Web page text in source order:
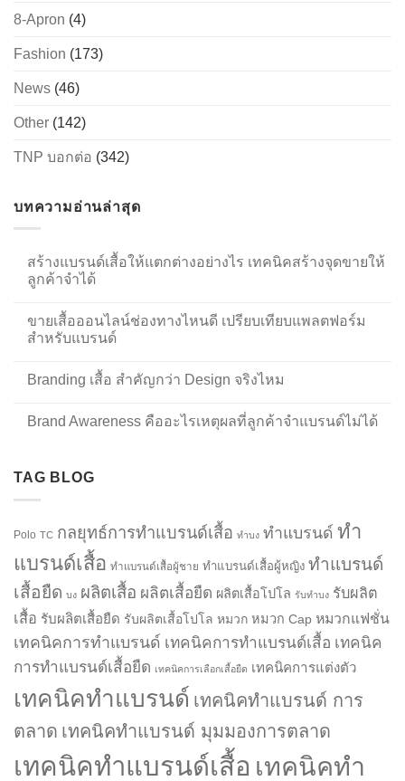
8-Apron (4)
Fashion (173)
News (46)
Other (142)
TNP บอกต่อ (342)
บทความอ่านล่าสุด
สร้างแบรนด์เสื้อให้แตกต่างอย่างไร เทคนิคสร้างจุดขายให้
ลูกค้าจำได้
ขายเสื้อออนไลน์ช่องทางไหนดี เปรียบเทียบแพลตฟอร์ม
สำหรับแบรนด์
Branding เสื้อ สำคัญกว่า Design จริงไหม
Brand Awareness คืออะไรเหตุผลที่ลูกค้าจำแบรนด์ไม่ได้
TAG BLOG
Polo TC กลยุทธ์การทำแบรนด์เสื้อ ทำบง ทำแบรนด์ ทำ
แบรนด์เสื้อ ทำแบรนด์เสื้อผู้ชาย ทำแบรนด์เสื้อผู้หญิง ทำแบรนด์
เสื้อยืด บง ผลิตเสื้อ ผลิตเสื้อยืด ผลิตเสื้อโปโล รับทำบง รับผลิต
เสื้อ รับผลิตเสื้อยืด รับผลิตเสื้อโปโล หมวก หมวก Cap หมวกแฟชั่น
เทคนิคการทำแบรนด์ เทคนิคการทำแบรนด์เสื้อ เทคนิค
การทำแบรนด์เสื้อยืด เทคนิคการเลือกเสื้อยืด เทคนิคการแต่งตัว
เทคนิคทำแบรนด์ เทคนิคทำแบรนด์ การ
ตลาด เทคนิคทำแบรนด์ มุมมองการตลาด
เทคนิคทำแบรนด์เสื้อ เทคนิคทำ